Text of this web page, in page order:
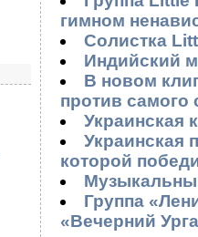
гимном
Солистка
Индийский
В новом
против самого
Украинская
Украинская
которой
Группа
«Вечерний